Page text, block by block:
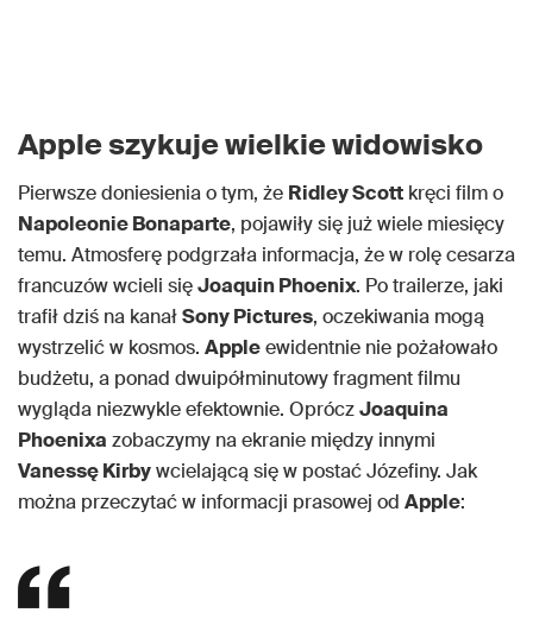
Apple szykuje wielkie widowisko
Pierwsze doniesienia o tym, że Ridley Scott kręci film o
Napoleonie Bonaparte, pojawiły się już wiele miesięcy
temu. Atmosferę podgrzała informacja, że w rolę cesarza
francuzów wcieli sięJoaquin Phoenix. Po trailerze, jaki
trafił dziś na kanałSony Pictures, oczekiwania mogą
wystrzelić w kosmos. Appleewidentnie nie pożałowało
budżetu, a ponad dwuipółminutowy fragment filmu
wygląda niezwykle efektownie. OpróczJoaquina
Phoenixa zobaczymy na ekranie między innymi
Vanessę Kirbywcielającą się w postać Józefiny. Jak
można przeczytać w informacji prasowej od Apple: